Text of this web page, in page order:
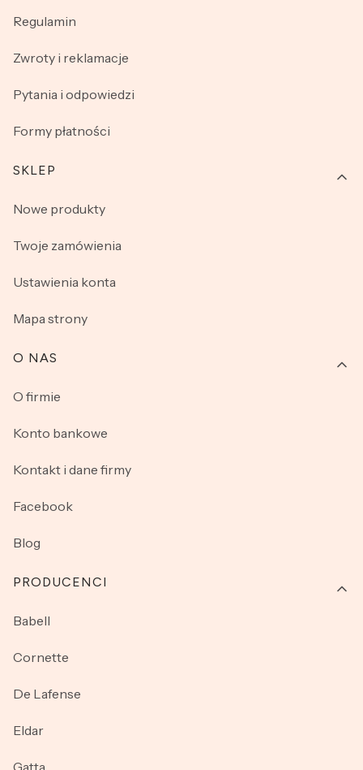
Regulamin
Zwroty i reklamacje
Pytania i odpowiedzi
Formy płatności
SKLEP
Nowe produkty
Twoje zamówienia
Ustawienia konta
Mapa strony
O NAS
O firmie
Konto bankowe
Kontakt i dane firmy
Facebook
Blog
PRODUCENCI
Babell
Cornette
De Lafense
Eldar
Gatta